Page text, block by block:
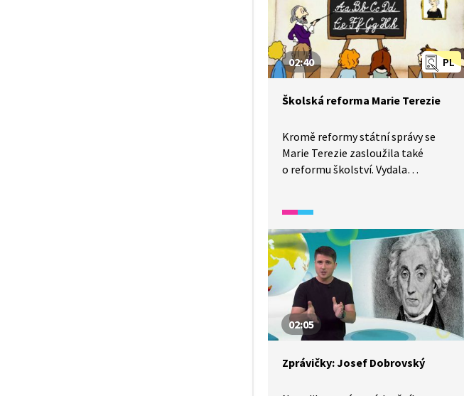
PL
02:40
Školská reforma Marie Terezie
Kromě reformy státní správy se
Marie Terezie zasloužila také
o reformu školství. Vydala
od šesti do dvanácti let.
02:05
Zprávičky: Josef Dobrovský